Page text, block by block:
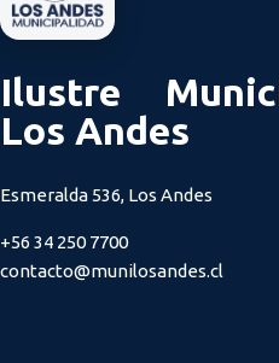
Ilustre
Los Andes
Esmeralda 536, Los Andes
+56 34 250 7700
contacto@munilosandes.cl